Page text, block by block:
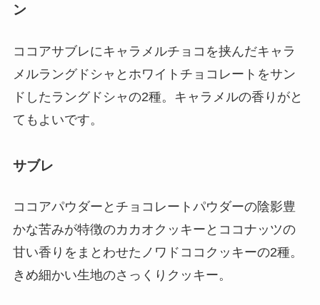
ン
ココアサブレにキャラメルチョコを挟んだキャラ
メルラングドシャとホワイトチョコレートをサン
ドしたラングドシャの2種。キャラメルの香りがと
てもよいです。
サブレ
ココアパウダーとチョコレートパウダーの陰影豊
かな苦みが特徴のカカオクッキーとココナッツの
甘い香りをまとわせたノワドココクッキーの2種。
きめ細かい生地のさっくりクッキー。